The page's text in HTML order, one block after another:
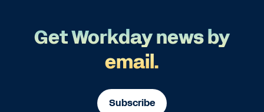
Get Workday news by
email.
Subscribe